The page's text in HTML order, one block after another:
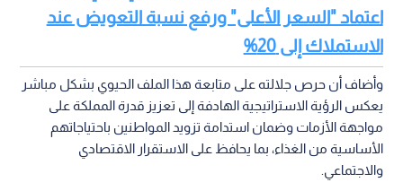
اعتماد "السعر الأعلى" ورفع نسبة التعويض عند
الاستملاك إلى 20%
وأضاف أن حرص جلالته على متابعة هذا الملف الحيوي بشكل مباشر
يعكس الرؤية الاستراتيجية الهادفة إلى تعزيز قدرة المملكة على
مواجهة الأزمات وضمان استدامة تزويد المواطنين باحتياجاتهم
الأساسية من الغذاء، بما يحافظ على الاستقرار الاقتصادي
والاجتماعي.